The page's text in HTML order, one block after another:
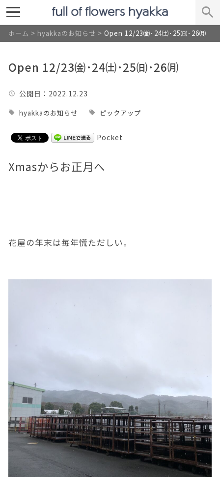
ホーム > hyakkaのお知らせ > Open 12/23㈮･24㈯･25㈰･26㈪
Open 12/23㈮･24㈯･25㈰･26㈪
公開日 ：2022.12.23
hyakkaのお知らせ ピックアップ
Pocket
Xmasからお正月へ
花屋の年末は毎年慌ただしい。